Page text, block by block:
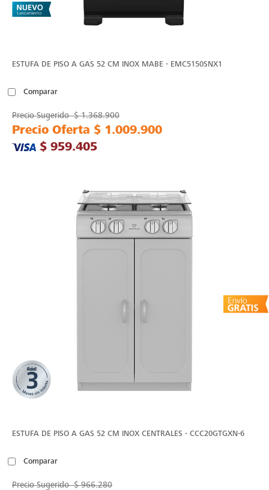
ESTUFA DE PISO A GAS 52 CM INOX MABE - EMC5150SNX1
Comparar
Precio Sugerido$ 1.368.900
Precio Oferta $ 1.009.900
$ 959.405
ESTUFA DE PISO A GAS 52 CM INOX CENTRALES - CCC20GTGXN-6
Comparar
Precio Sugerido$ 966.280